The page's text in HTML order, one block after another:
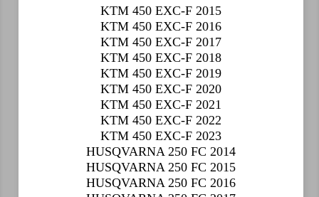
KTM 450 EXC-F 2015
KTM 450 EXC-F 2016
KTM 450 EXC-F 2017
KTM 450 EXC-F 2018
KTM 450 EXC-F 2019
KTM 450 EXC-F 2020
KTM 450 EXC-F 2021
KTM 450 EXC-F 2022
KTM 450 EXC-F 2023
HUSQVARNA 250 FC 2014
HUSQVARNA 250 FC 2015
HUSQVARNA 250 FC 2016